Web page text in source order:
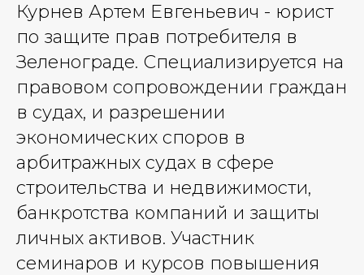
Курнев Артем Евгеньевич - юрист
по защите прав потребителя в
Зеленограде. Специализируется на
правовом сопровождении граждан
в судах, и разрешении
экономических споров в
арбитражных судах в сфере
строительства и недвижимости,
банкротства компаний и защиты
личных активов. Участник
семинаров и курсов повышения